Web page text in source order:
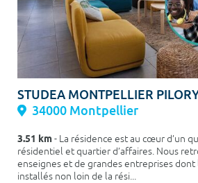
STUDEA MONTPELLIER
34000 Montpellier
3.51 km- La résidence est au cœur d’un
résidentiel et quartier d’affaires. Nous
enseignes et de grandes entreprises
installés non loin de la rési...